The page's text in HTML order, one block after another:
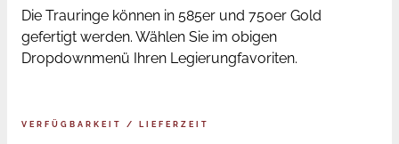
Die Trauringe können in 585er und 750er Gold
gefertigt werden. Wählen Sie im obigen
Dropdownmenü Ihren Legierungfavoriten.
VERFÜGBARKEIT / LIEFERZEIT